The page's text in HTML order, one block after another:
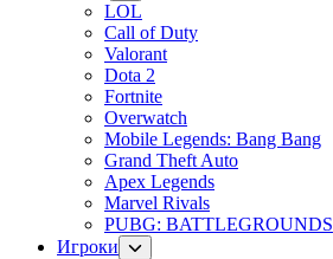
LOL
Call of Duty
Valorant
Dota 2
Fortnite
Overwatch
Mobile Legends: Bang Bang
Grand Theft Auto
Apex Legends
Marvel Rivals
PUBG: BATTLEGROUNDS
Игроки